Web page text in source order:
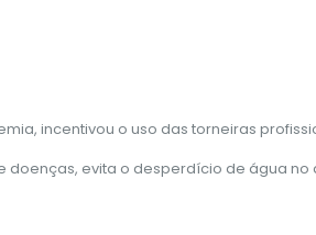
incentivou o uso das torneiras
evita o desperdício de água no